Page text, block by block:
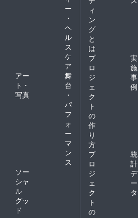
ー
・
ヘ
ル
ス
ケ
ア
アー
ト・
写真
舞
台
・
パ
フ
ォ
ー
マ
ン
ス
ソー
シャ
ル
グッ
ド
ィ
ン
グ
と
は
プ
ロ
ジ
ェ
ク
ト
の
作
り
方
実
施
事
例
プ
ロ
ジ
ェ
ク
ト
の
統
計
デ
ー
タ